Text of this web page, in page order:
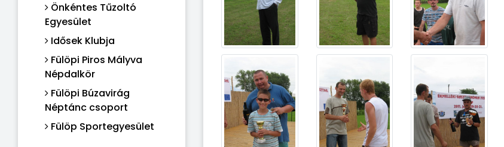
Önkéntes Tűzoltó
Egyesület
Idősek Klubja
Fülöpi Piros Mályva
Népdalkör
Fülöpi Búzavirág
Néptánc csoport
Fülöp Sportegyesület